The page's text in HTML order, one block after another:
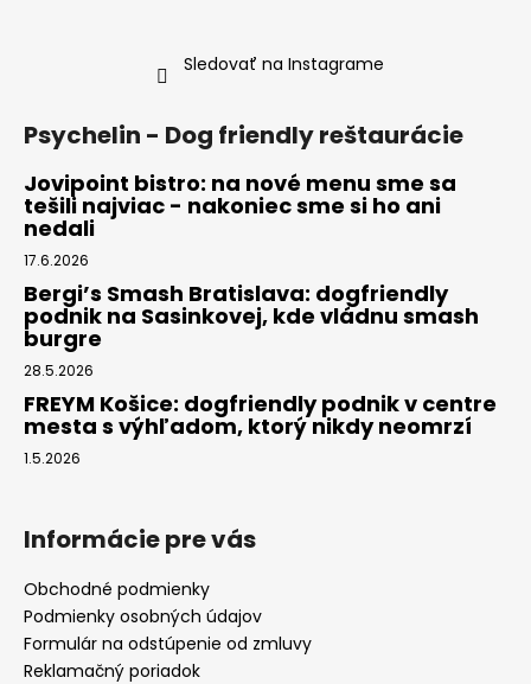
Sledovať na Instagrame
Psychelin - Dog friendly reštaurácie
Jovipoint bistro: na nové menu sme sa
tešili najviac - nakoniec sme si ho ani
nedali
17.6.2026
Bergi’s Smash Bratislava: dogfriendly
podnik na Sasinkovej, kde vládnu smash
burgre
28.5.2026
FREYM Košice: dogfriendly podnik v centre
mesta s výhľadom, ktorý nikdy neomrzí
1.5.2026
Informácie pre vás
Obchodné podmienky
Podmienky osobných údajov
Formulár na odstúpenie od zmluvy
Reklamačný poriadok